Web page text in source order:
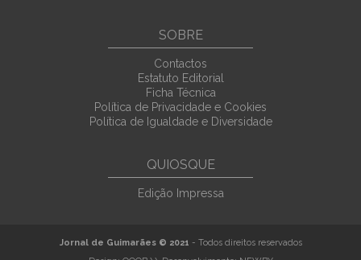
SOBRE
Contactos
Estatuto Editorial
Ficha Técnica
Política de Privacidade e Cookies
Política de Igualdade e Diversidade
QUIOSQUE
Edição Impressa
Jornal de Guimarães © 2021 - Todos direitos reservados